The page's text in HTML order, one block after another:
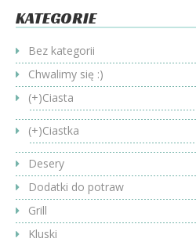
KATEGORIE
Bez kategorii
Chwalimy się :)
(+)Ciasta
(+)Ciastka
Desery
Dodatki do potraw
Grill
Kluski